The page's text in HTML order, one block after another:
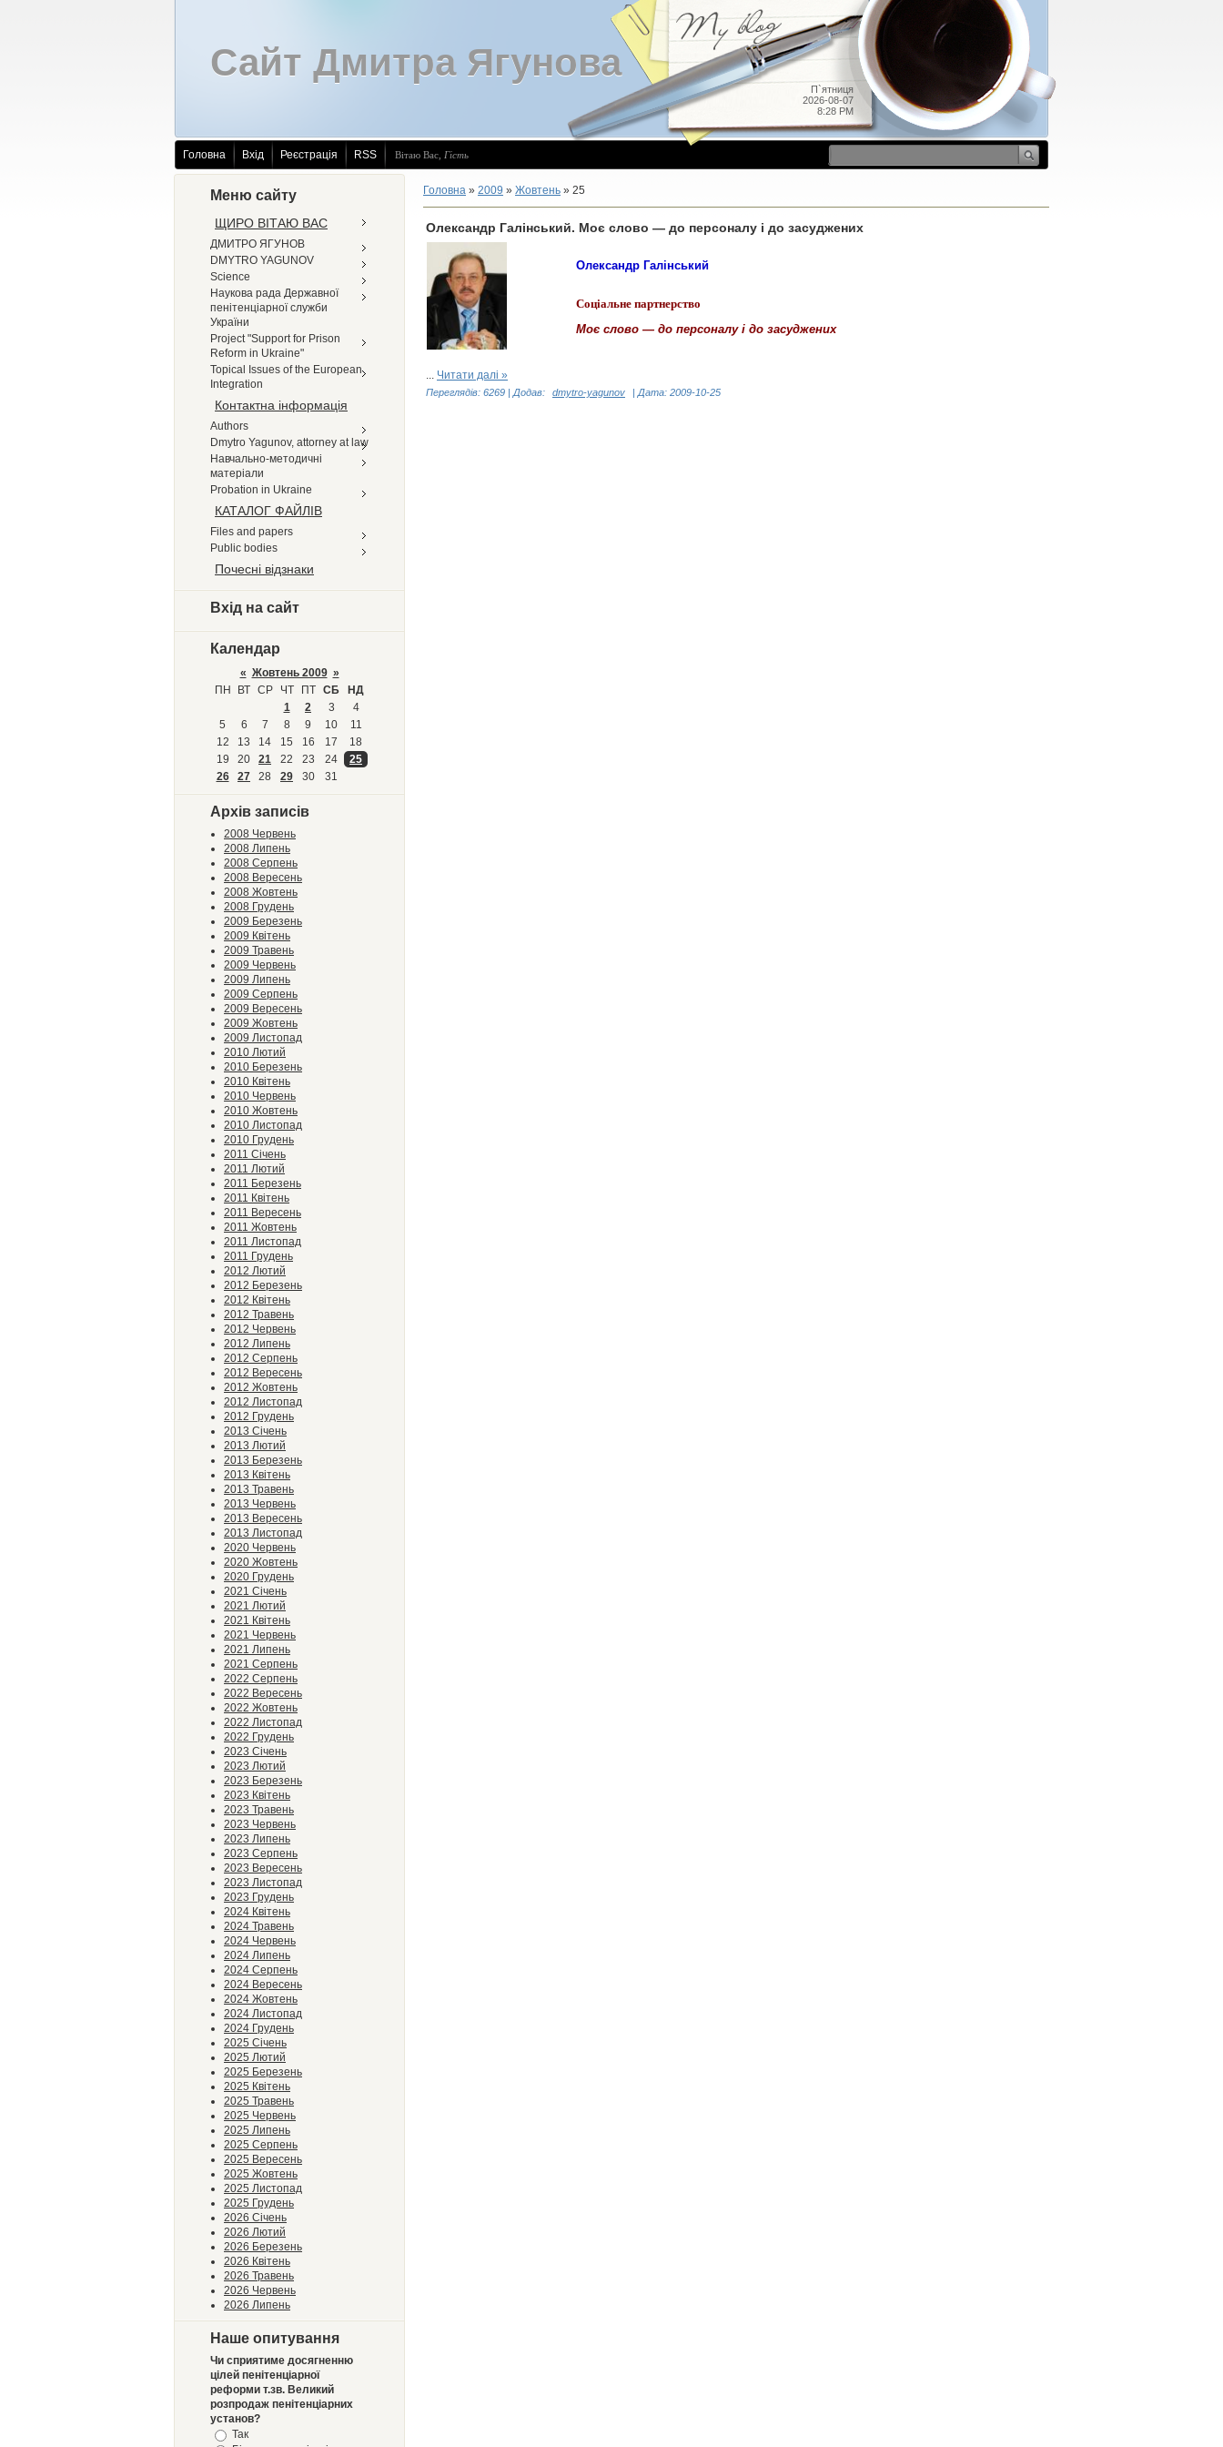
П`ятниця
2026-08-07
8:28 PM
Сайт Дмитра Ягунова
Головна Вхід Реєстрація RSS Вітаю Вас Гість
Меню сайту
ЩИРО ВІТАЮ ВАС
ДМИТРО ЯГУНОВ
DMYTRO YAGUNOV
Science
Наукова рада Державної
пенітенціарної служби
України
Project "Support for Prison
Reform in Ukraine"
Topical Issues of the European
Integration
Контактна інформація
Authors
Dmytro Yagunov, attorney at law
Навчально-методичні
матеріали
Probation in Ukraine
КАТАЛОГ ФАЙЛІВ
Files and papers
Public bodies
Почесні відзнаки
Вхід на сайт
Календар
« Жовтень 2009 »
ПН
ВТ СР ЧТ ПТ СБ
НД
1
2 3
4
5
6 7 8 9 10
11
12
13 14 15 16 17
18
19
20 21 22 23 24
25
26
27 28 29 30 31
Архів записів
2008 Червень
2008 Липень
2008 Серпень
2008 Вересень
2008 Жовтень
2008 Грудень
2009 Березень
2009 Квітень
2009 Травень
2009 Червень
2009 Липень
2009 Серпень
2009 Вересень
2009 Жовтень
2009 Листопад
2010 Лютий
2010 Березень
2010 Квітень
2010 Червень
2010 Жовтень
2010 Листопад
2010 Грудень
2011 Січень
2011 Лютий
2011 Березень
2011 Квітень
2011 Вересень
2011 Жовтень
2011 Листопад
2011 Грудень
2012 Лютий
2012 Березень
2012 Квітень
2012 Травень
2012 Червень
2012 Липень
2012 Серпень
2012 Вересень
2012 Жовтень
2012 Листопад
2012 Грудень
2013 Січень
2013 Лютий
2013 Березень
2013 Квітень
2013 Травень
2013 Червень
2013 Вересень
2013 Листопад
2020 Червень
2020 Жовтень
2020 Грудень
2021 Січень
2021 Лютий
2021 Квітень
2021 Червень
2021 Липень
2021 Серпень
2022 Серпень
2022 Вересень
2022 Жовтень
2022 Листопад
2022 Грудень
2023 Січень
2023 Лютий
2023 Березень
2023 Квітень
2023 Травень
2023 Червень
2023 Липень
2023 Серпень
2023 Вересень
2023 Листопад
2023 Грудень
2024 Квітень
2024 Травень
2024 Червень
2024 Липень
2024 Серпень
2024 Вересень
2024 Жовтень
2024 Листопад
2024 Грудень
2025 Січень
2025 Лютий
2025 Березень
2025 Квітень
2025 Травень
2025 Червень
2025 Липень
2025 Серпень
2025 Вересень
2025 Жовтень
2025 Листопад
2025 Грудень
2026 Січень
2026 Лютий
2026 Березень
2026 Квітень
2026 Травень
2026 Червень
2026 Липень
Наше опитування
Чи сприятиме досягненню
цілей пенітенціарної
реформи т.зв. Великий
розпродаж пенітенціарних
установ?
Так
Головна » 2009 » Жовтень » 25
Олександр Галінський. Моє слово — до персоналу і до засуджених
Олександр Галінський
Соціальне партнерство
Моє слово — до персоналу і до засуджених
... Читати далі »
Переглядів: 6269 | Додав: dmytro-yagunov | Дата: 2009-10-25